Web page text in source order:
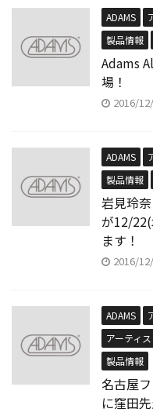
ADAMS
製品情報
Adams
場！
2016/
ADAMS
製品情報
岩見玲
が12/
ます！
2016/
ADAMS
アーティ
製品情報
名古屋
に窪田